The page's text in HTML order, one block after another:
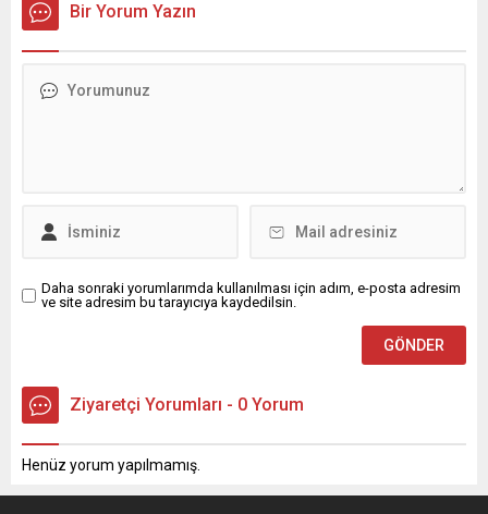
Bir Yorum Yazın
Daha sonraki yorumlarımda kullanılması için adım, e-posta adresim
ve site adresim bu tarayıcıya kaydedilsin.
Ziyaretçi Yorumları - 0 Yorum
Henüz yorum yapılmamış.